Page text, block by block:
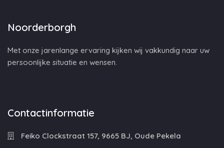
Noorderborgh
Met onze jarenlange ervaring kijken wij vakkundig naar uw
persoonlijke situatie en wensen.
Contactinformatie
Feiko Clockstraat 157, 9665 BJ, Oude Pekela